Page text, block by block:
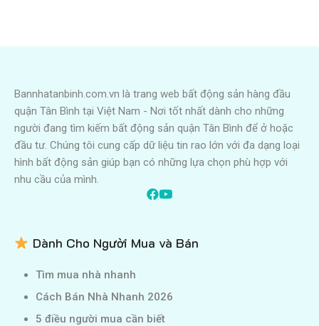
Bannhatanbinh.com.vn là trang web bất động sản hàng đầu
quận Tân Bình tại Việt Nam - Nơi tốt nhất dành cho những
người đang tìm kiếm bất động sản quận Tân Bình để ở hoặc
đầu tư. Chúng tôi cung cấp dữ liệu tin rao lớn với đa dạng loại
hình bất động sản giúp bạn có những lựa chọn phù hợp với
nhu cầu của mình.
Dành Cho Người Mua và Bán
Tìm mua nhà nhanh
Cách Bán Nhà Nhanh 2026
5 điều người mua cần biết